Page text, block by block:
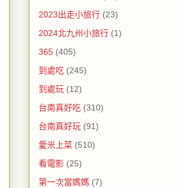
2023出走小旅行 (23)
2024北九州小旅行 (1)
365 (405)
到處吃 (245)
到處玩 (12)
台南真好吃 (310)
台南真好玩 (91)
愛米上菜 (510)
看電影 (25)
第一次當媽媽 (7)